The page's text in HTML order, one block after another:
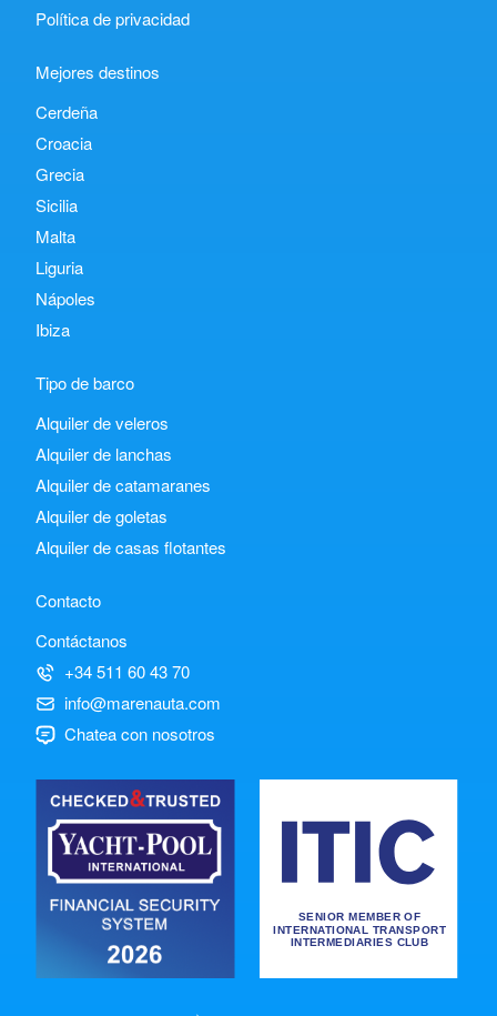
Política de privacidad
Mejores destinos
Cerdeña
Croacia
Grecia
Sicilia
Malta
Liguria
Nápoles
Ibiza
Tipo de barco
Alquiler de veleros
Alquiler de lanchas
Alquiler de catamaranes
Alquiler de goletas
Alquiler de casas flotantes
Contacto
Contáctanos
+34 511 60 43 70
info@marenauta.com
Chatea con nosotros